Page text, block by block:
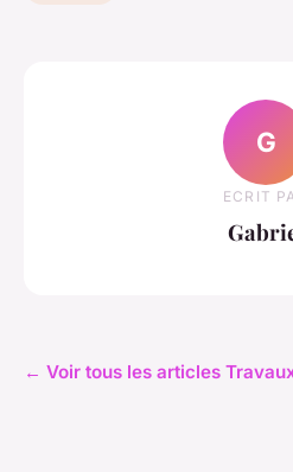
G
ECRIT
← Voir tous les articles